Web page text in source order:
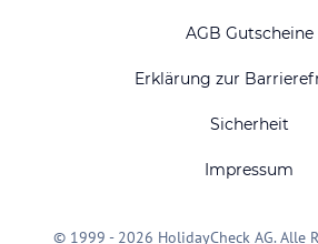
AGB Gutscheine
Erklärung zur
Sicherheit
Impressum
© 1999 - 2026 HolidayCheck AG. Alle